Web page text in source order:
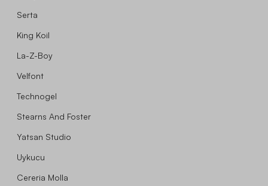
Serta
King Koil
La-Z-Boy
Velfont
Technogel
Stearns And Foster
Yatsan Studio
Uykucu
Cereria Molla